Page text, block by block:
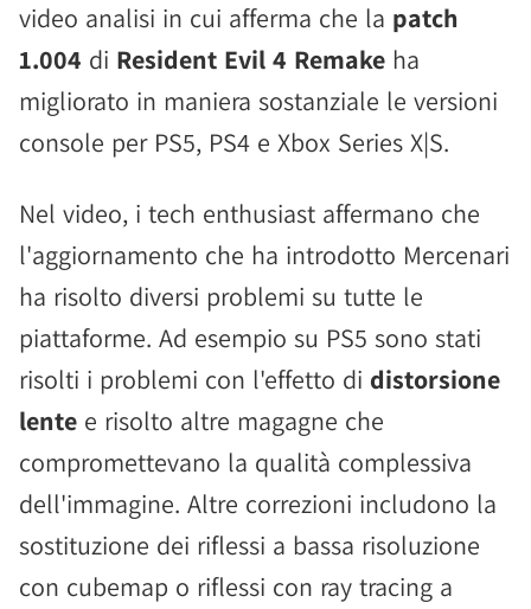
video analisi in cui afferma che la patch
1.004 di Resident Evil 4 Remake ha
migliorato in maniera sostanziale le versioni
console per PS5, PS4 e Xbox Series X|S.
Nel video, i tech enthusiast affermano che
l'aggiornamento che ha introdotto Mercenari
ha risolto diversi problemi su tutte le
piattaforme. Ad esempio su PS5 sono stati
risolti i problemi con l'effetto di distorsione
lente e risolto altre magagne che
compromettevano la qualità complessiva
dell'immagine. Altre correzioni includono la
sostituzione dei riflessi a bassa risoluzione
con cubemap o riflessi con ray tracing a